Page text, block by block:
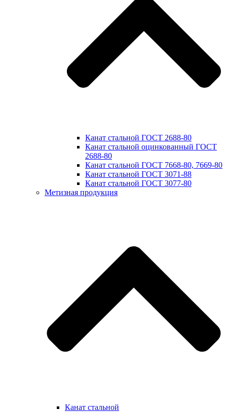
Канат стальной ГОСТ 2688-80
Канат стальной оцинкованный ГОСТ
2688-80
Канат стальной ГОСТ 7668-80, 7669-80
Канат стальной ГОСТ 3071-88
Канат стальной ГОСТ 3077-80
Метизная продукция
Канат стальной